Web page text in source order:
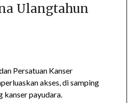
Ulangtahun
Persatuan Kanser
akses, di samping
payudara.